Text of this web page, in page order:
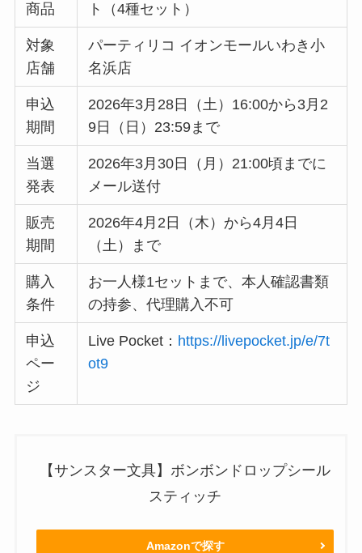
商品
ト（4種セット）
対象
店舗
パーティリコ イオンモールいわき小
名浜店
申込
期間
2026年3月28日（土）16:00から3月2
9日（日）23:59まで
当選
発表
2026年3月30日（月）21:00頃までに
メール送付
販売
期間
2026年4月2日（木）から4月4日
（土）まで
購入
条件
お一人様1セットまで、本人確認書類
の持参、代理購入不可
申込
ペー
ジ
Live Pocket： https://livepocket.jp/e/7t
ot9
【サンスター文具】ボンボンドロップシール
スティッチ
Amazonで探す